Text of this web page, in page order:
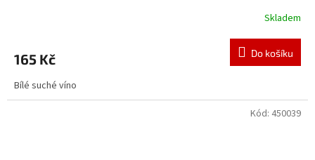
Skladem
165 Kč Do košíku
Bílé suché víno
Kód: 450039